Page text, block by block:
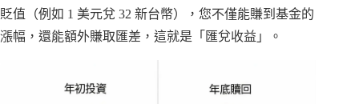
貶值（例如 1 美元兌 32 新台幣），您不僅能賺到基金的
漲幅，還能額外賺取匯差，這就是「匯兌收益」。